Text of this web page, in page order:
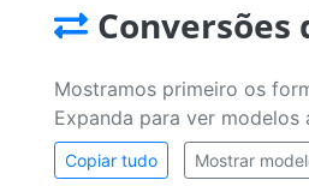
Conversões
Mostramos primeiro os
Expanda para ver modelos
Copiar tudo Mostrar